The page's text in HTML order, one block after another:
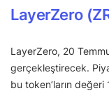
LayerZero
LayerZero, 20
gerçekleştirecek.
bu token’ların